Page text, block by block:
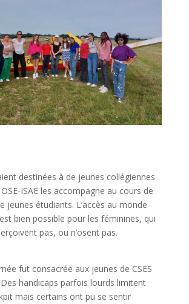
destinées à de jeunes collégiennes
ISAE les accompagne au cours de
jeunes étudiants. L’accès au monde
bien possible pour les féminines, qui
pas, ou n’osent pas.
fut consacrée aux jeunes de CSES
Des handicaps parfois lourds limitent
mais certains ont pu se sentir